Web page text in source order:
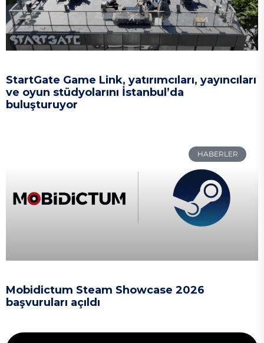
StartGate Game Link, yatırımcıları, yayıncıları
ve oyun stüdyolarını İstanbul’da
buluşturuyor
HABERLER
Mobidictum Steam Showcase 2026
başvuruları açıldı